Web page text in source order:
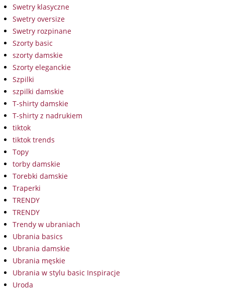
Swetry klasyczne
Swetry oversize
Swetry rozpinane
Szorty basic
szorty damskie
Szorty eleganckie
Szpilki
szpilki damskie
T-shirty damskie
T-shirty z nadrukiem
tiktok
tiktok trends
Topy
torby damskie
Torebki damskie
Traperki
TRENDY
TRENDY
Trendy w ubraniach
Ubrania basics
Ubrania damskie
Ubrania męskie
Ubrania w stylu basic Inspiracje
Uroda